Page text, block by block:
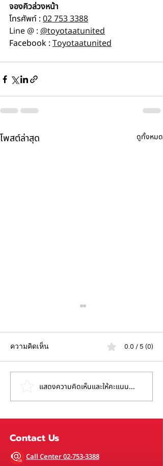
จองคิวล่วงหน้า
โทรศัพท์ : 02 753 3388
Line @ : @toyotaatunited
Facebook : Toyotaatunited
โพสต์ล่าสุด ดูทั้งหมด
โปรโมชั่น SUMMER
คุ้ม...ยกขบวน
ความคิดเห็น 0.0 / 5 (0)
แสดงความคิดเห็นและให้คะแนน...
Contact Us
Call Center 02-753-3388